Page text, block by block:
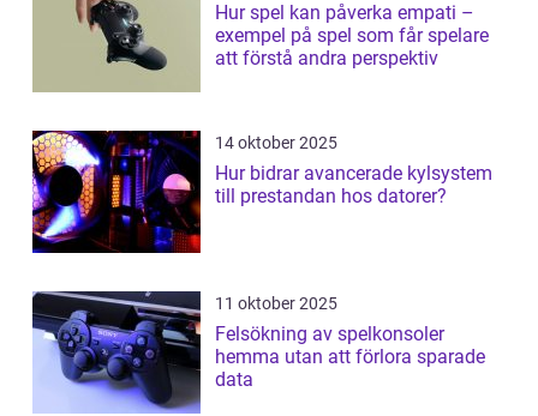
Hur spel kan påverka empati –
exempel på spel som får spelare
att förstå andra perspektiv
14 oktober 2025
Hur bidrar avancerade kylsystem
till prestandan hos datorer?
11 oktober 2025
Felsökning av spelkonsoler
hemma utan att förlora sparade
data